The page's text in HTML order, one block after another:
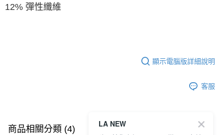
12% 彈性纖維
顯示電腦版詳細說明
客服
商品相關分類 (4) 查看全部
LA NEW